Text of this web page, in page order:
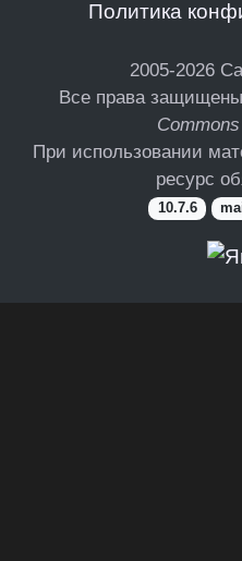
Политика
2005-2026
Все права
При использовании
ресурс
10.7.6